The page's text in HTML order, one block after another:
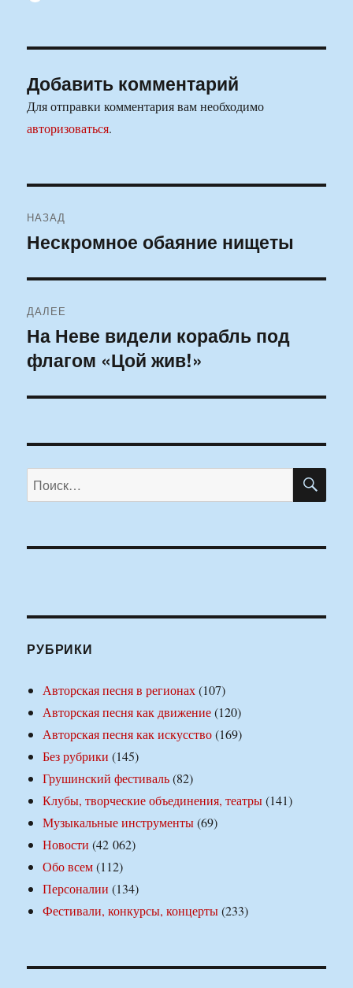
Добавить комментарий
Для отправки комментария вам необходимо
авторизоваться.
по
НАЗАД
Предыдущая
Нескромное обаяние нищеты
ДАЛЕЕ
Следующая
запись:
На Неве видели корабль под
флагом «Цой жив!»
Искать:
РУБРИКИ
Авторская песня в регионах(107)
Авторская песня как движение(120)
Авторская песня как искусство(169)
Без рубрики (145)
Грушинский фестиваль(82)
Клубы, творческие объединения, театры(141)
Музыкальные инструменты(69)
Новости (42 062)
Обо всем(112)
Персоналии (134)
Фестивали, конкурсы, концерты(233)